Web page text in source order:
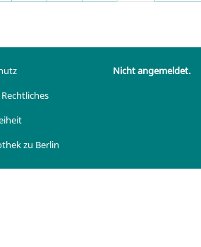
zu Berlin
Nicht angemeldet.